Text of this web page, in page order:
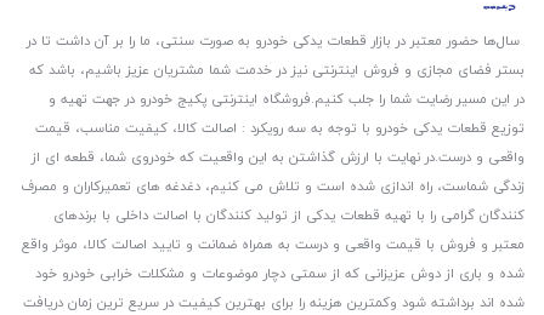
سال‌ها حضور معتبر در بازار قطعات یدکی خودرو به صورت سنتی، ما را بر آن داشت تا در
بستر فضای مجازی و فروش اینترنتی نیز در خدمت شما مشتریان عزیز باشیم، باشد که
در این مسیر رضایت شما را جلب کنیم.فروشگاه اینترنتی پکیج خودرو در جهت تهیه و
توزیع قطعات یدکی خودرو با توجه به سه رویکرد : اصالت کالا، کیفیت مناسب، قیمت
واقعی و درست.در نهایت با ارزش گذاشتن به این واقعیت که خودروی شما، قطعه ای از
زندگی شماست، راه اندازی شده است و تلاش می کنیم، دغدغه های تعمیرکاران و مصرف
کنندگان گرامی را با تهیه قطعات یدکی از تولید کنندگان با اصالت داخلی با برندهای
معتبر و فروش با قیمت واقعی و درست به همراه ضمانت و تایید اصالت کالا، موثر واقع
شده و باری از دوش عزیزانی که از سمتی دچار موضوعات و مشکلات خرابی خودرو خود
شده اند برداشته شود و‌کمترین هزینه را برای بهترین کیفیت در سریع ترین زمان دریافت